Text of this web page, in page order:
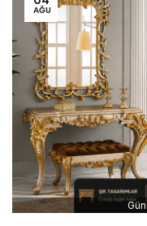
AĞU